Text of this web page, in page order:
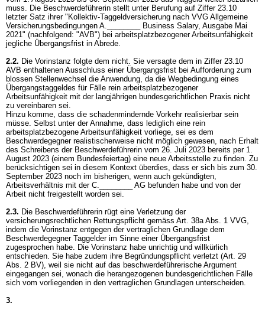
muss. Die Beschwerdeführerin stellt unter Berufung auf Ziffer 23.10
letzter Satz ihrer "Kollektiv-Taggeldversicherung nach VVG Allgemeine
Versicherungsbedingungen A.________ Business Salary, Ausgabe Mai
2021" (nachfolgend: "AVB") bei arbeitsplatzbezogener Arbeitsunfähigkeit
jegliche Übergangsfrist in Abrede.
2.2. Die Vorinstanz folgte dem nicht. Sie versagte dem in Ziffer 23.10
AVB enthaltenen Ausschluss einer Übergangsfrist bei Aufforderung zum
blossen Stellenwechsel die Anwendung, da die Wegbedingung eines
Übergangstaggeldes für Fälle rein arbeitsplatzbezogener
Arbeitsunfähigkeit mit der langjährigen bundesgerichtlichen Praxis nicht
zu vereinbaren sei.
Hinzu komme, dass die schadenmindernde Vorkehr realisierbar sein
müsse. Selbst unter der Annahme, dass lediglich eine rein
arbeitsplatzbezogene Arbeitsunfähigkeit vorliege, sei es dem
Beschwerdegegner realistischerweise nicht möglich gewesen, nach Erhalt
des Schreibens der Beschwerdeführerin vom 26. Juli 2023 bereits per 1.
August 2023 (einem Bundesfeiertag) eine neue Arbeitsstelle zu finden. Zu
berücksichtigen sei in diesem Kontext überdies, dass er sich bis zum 30.
September 2023 noch im bisherigen, wenn auch gekündigten,
Arbeitsverhältnis mit der C.________ AG befunden habe und von der
Arbeit nicht freigestellt worden sei.
2.3. Die Beschwerdeführerin rügt eine Verletzung der
versicherungsrechtlichen Rettungspflicht gemäss Art. 38a Abs. 1 VVG,
indem die Vorinstanz entgegen der vertraglichen Grundlage dem
Beschwerdegegner Taggelder im Sinne einer Übergangsfrist
zugesprochen habe. Die Vorinstanz habe unrichtig und willkürlich
entschieden. Sie habe zudem ihre Begründungspflicht verletzt (Art. 29
Abs. 2 BV), weil sie nicht auf das beschwerdeführerische Argument
eingegangen sei, wonach die herangezogenen bundesgerichtlichen Fälle
sich vom vorliegenden in den vertraglichen Grundlagen unterscheiden.
3.